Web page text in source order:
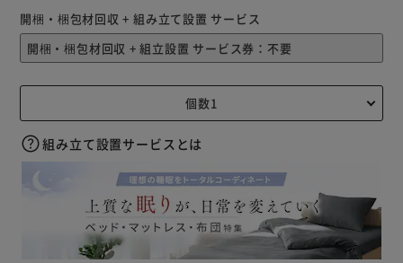
開梱・梱包材回収 + 組み立て設置 サービス
組み立て設置サービスとは